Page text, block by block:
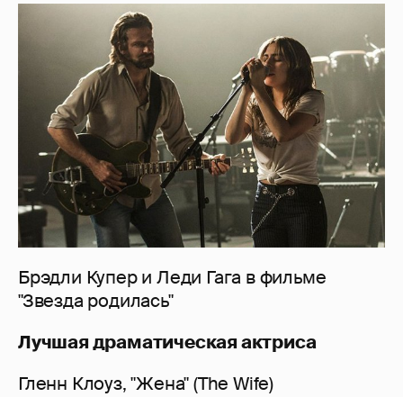
Брэдли Купер и Леди Гага в фильме
"Звезда родилась"
Лучшая драматическая актриса
Гленн Клоуз, "Жена" (The Wife)